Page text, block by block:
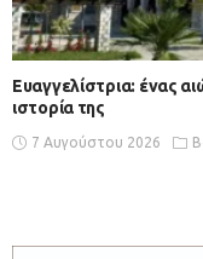
Ευαγγελίστρια: ένας
ιστορία της
7 Αυγούστου 2026